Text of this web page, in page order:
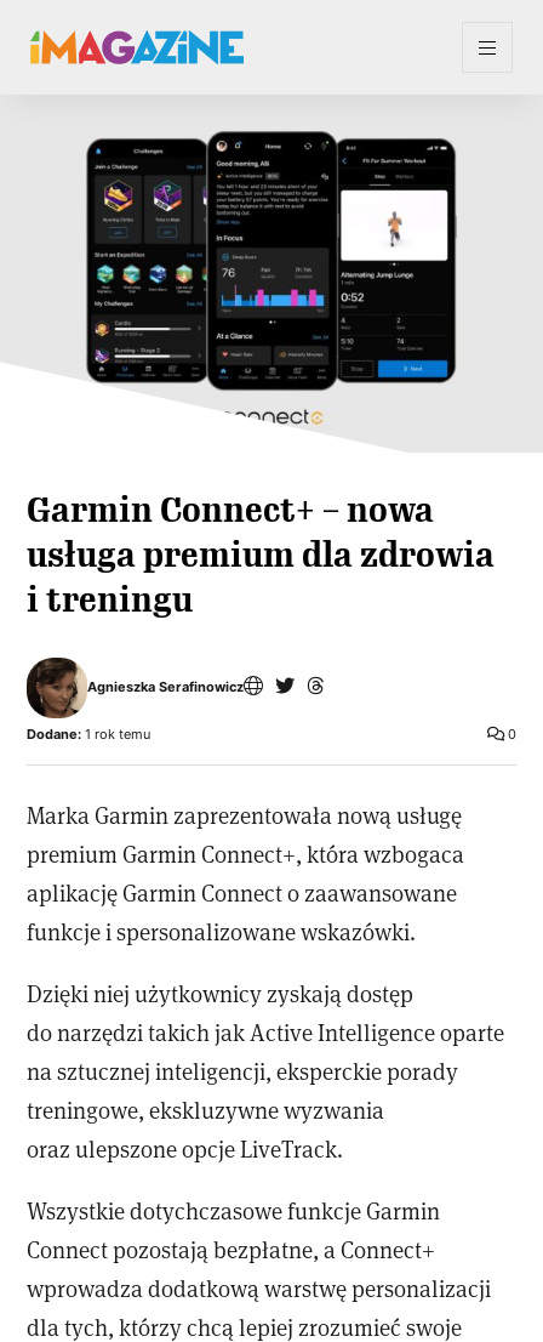
Garmin Connect+ – nowa
usługa premium dla zdrowia
i treningu
Agnieszka Serafinowicz
0
Dodane: 1 rok temu
Marka Garmin zaprezentowała nową usługę
premium Garmin Connect+, która wzbogaca
aplikację Garmin Connect o zaawansowane
funkcje i spersonalizowane wskazówki.
Dzięki niej użytkownicy zyskają dostęp
do narzędzi takich jak Active Intelligence oparte
na sztucznej inteligencji, eksperckie porady
treningowe, ekskluzywne wyzwania
oraz ulepszone opcje LiveTrack.
Wszystkie dotychczasowe funkcje Garmin
Connect pozostają bezpłatne, a Connect+
wprowadza dodatkową warstwę personalizacji
dla tych, którzy chcą lepiej zrozumieć swoje